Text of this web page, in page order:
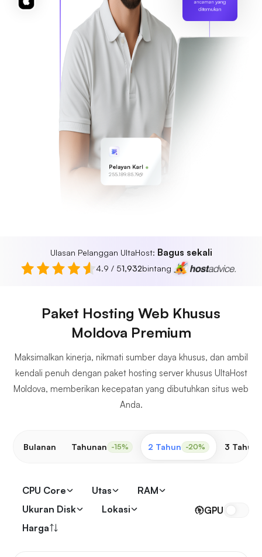
ancaman yang
ditemukan
Pelayan Karl
255.189.85.19
Ulasan Pelanggan UltaHost: Bagus sekali
4.9 / 51,932bintang
Paket Hosting Web Khusus
Moldova Premium
Maksimalkan kinerja, nikmati sumber daya khusus, dan ambil
kendali penuh dengan paket hosting server khusus UltaHost
Moldova, memberikan kecepatan yang dibutuhkan situs web
Anda.
Bulanan Tahunan -15% 2 Tahun -20% 3 Tahun
CPU Core Utas
RAM
Ukuran Disk
Lokasi
Harga
GPU